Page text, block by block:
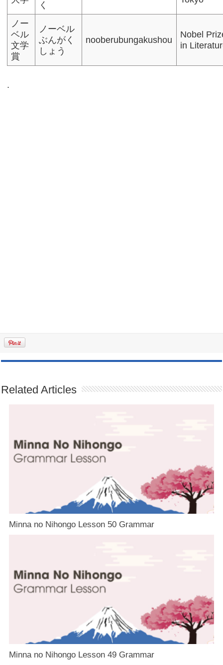
く
ノー
ベル
文学
賞
ノーベル
ぶんがく
しょう
nooberubungakushou
Nobel
in
.
Related Articles
Minna no Nihongo Lesson 50 Grammar
Minna no Nihongo Lesson 49 Grammar